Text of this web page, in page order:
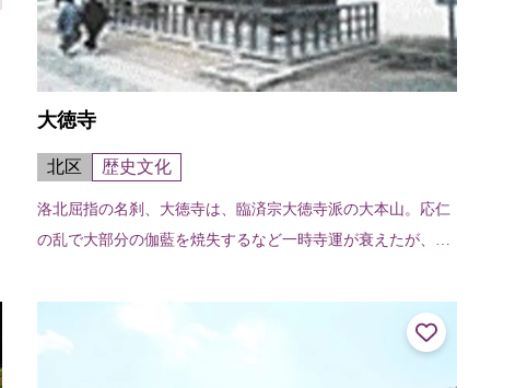
大徳寺
北区 歴史文化
洛北屈指の名刹、大徳寺は、臨済宗大徳寺派の大本山。応仁
の乱で大部分の伽藍を焼失するなど一時寺運が衰えたが、そ
諸大名が伽藍の建立に力を入れたた...